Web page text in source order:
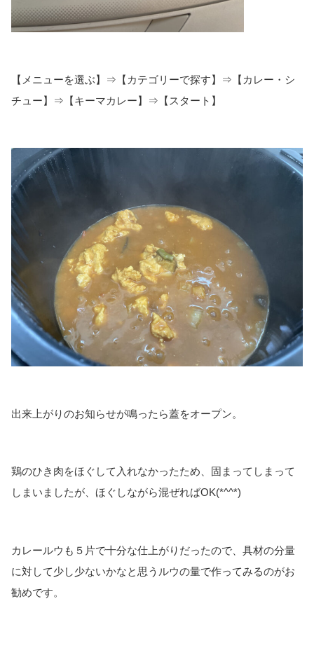
【メニューを選ぶ】⇒【カテゴリーで探す】⇒【カレー・シ
チュー】⇒【キーマカレー】⇒【スタート】
出来上がりのお知らせが鳴ったら蓋をオープン。
鶏のひき肉をほぐして入れなかったため、固まってしまって
しまいましたが、ほぐしながら混ぜればOK(*^^*)
カレールウも５片で十分な仕上がりだったので、具材の分量
に対して少し少ないかなと思うルウの量で作ってみるのがお
勧めです。